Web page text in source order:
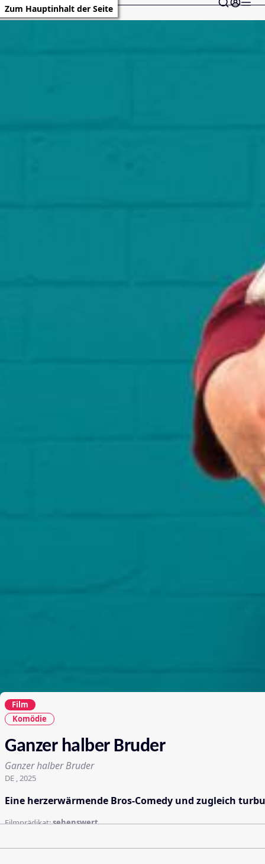
Zum Hauptinhalt der Seite
Film
Komödie
Ganzer halber Bruder
Ganzer halber Bruder
DE , 2025
Eine herzerwärmende Bros-Comedy und zugleich
Filmprädikat:sehenswert